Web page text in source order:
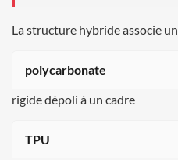
La structure hybride associe un
polycarbonate
rigide dépoli à un cadre
TPU